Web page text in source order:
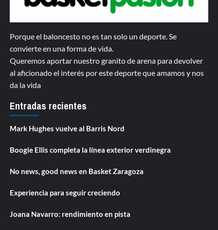
Porque el baloncesto no es tan solo un deporte. Se
convierte en una forma de vida.
Queremos aportar nuestro granito de arena para devolver
al aficionado el interés por este deporte que amamos y nos
da la vida
Entradas recientes
Mark Hughes vuelve al Barris Nord
Boogie Ellis completa la línea exterior verdinegra
No news, good news en Basket Zaragoza
Experiencia para seguir creciendo
Joana Navarro: rendimiento en pista